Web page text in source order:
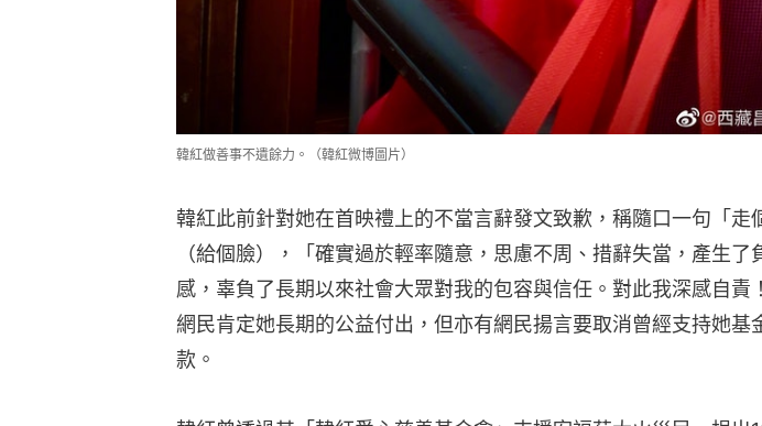
韓紅做善事不遺餘力。（韓紅微博圖片）
韓紅此前針對她在首映禮上的不當言辭發文致歉，稱隨口一句「走
（給個臉），「確實過於輕率隨意，思慮不周、措辭失當，產生了
感，辜負了長期以來社會大眾對我的包容與信任。對此我深感自責
網民肯定她長期的公益付出，但亦有網民揚言要取消曾經支持她基
款。